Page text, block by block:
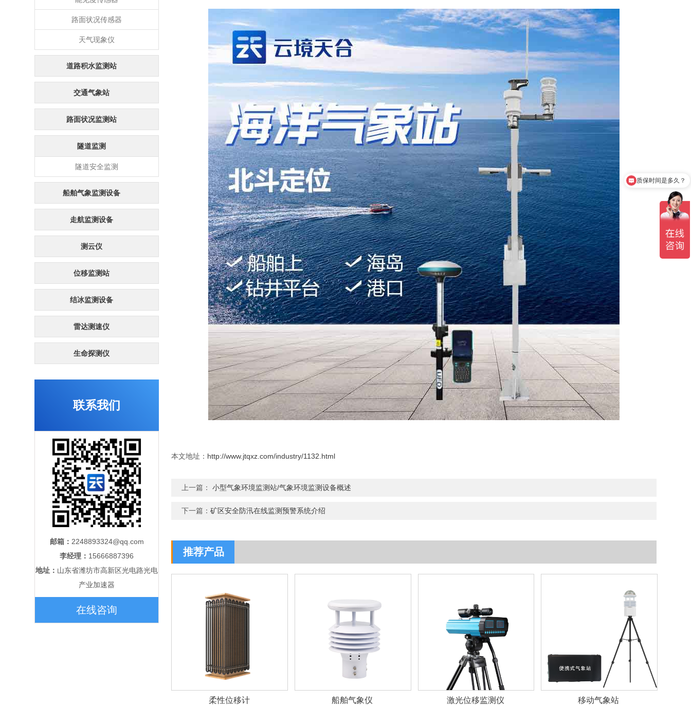
本文地址： http://www.jtqxz.com/industry/1132.html
上一篇：小型气象环境监测站/气象环境监测设备概述
下一篇：矿区安全防汛在线监测预警系统介绍
推荐产品
柔性位移计 船舶气象仪 激光位移监测仪 移动气象站
路面状况传感器
天气现象仪
道路积水监测站
交通气象站
路面状况监测站
隧道监测
隧道安全监测
船舶气象监测设备
走航监测设备
测云仪
位移监测站
结冰监测设备
雷达测速仪
生命探测仪
联系我们
邮箱： 2248893324@qq.com
李经理： 15666887396
地址： 山东省潍坊市高新区光电路光电
产业加速器
在线咨询
质保时间是多久？